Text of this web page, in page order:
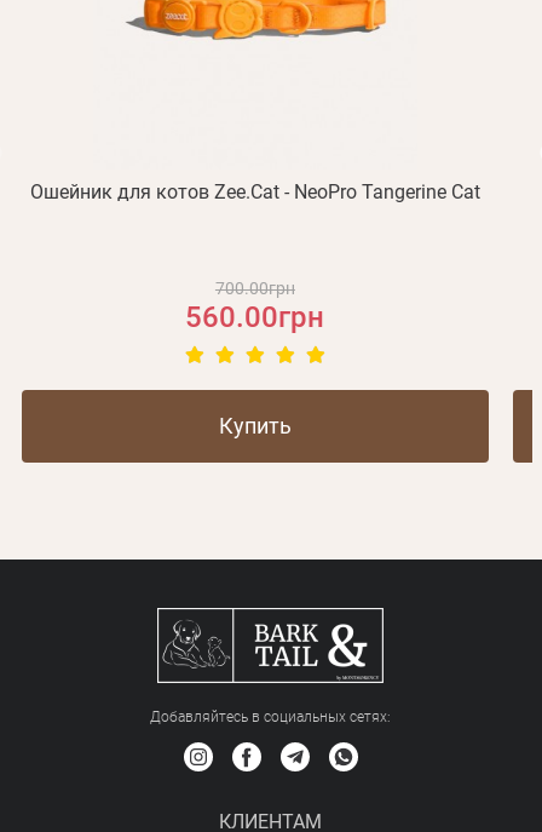
Ошейник для котов Zee.Cat - NeoPro Tangerine Cat
700.00грн
560.00грн
Купить
Добавляйтесь в социальных сетяx:
КЛИЕНТАМ
Отправить
Регистрация